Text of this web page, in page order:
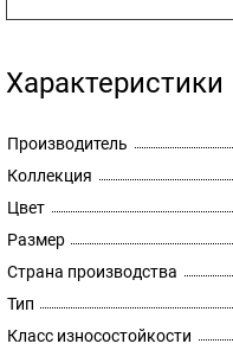
Характеристики
Производитель
Коллекция
Цвет
Размер
Страна производства
Тип
Класс износостойкости